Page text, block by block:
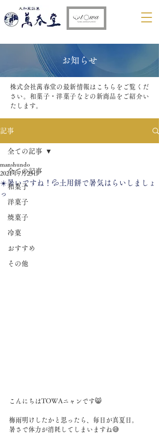
​お知らせ
株式会社萬春堂の最新情報はこちらをご覧くだ
さい。和菓子・洋菓子などの新商品をご紹介い
たします。
記事
全ての記事
和菓子
洋菓子
焼菓子
冷菓
おすすめ
その他
全ての記事
☀️暑いですね！💦土用餅で暑気はらいしましょ
っ
manshundo
2021年7月23日
こんにちはTOWAニャンです😸
梅雨明けしたかと思ったら、毎日が真夏日。
暑さで体力が消耗してしまいますね😅